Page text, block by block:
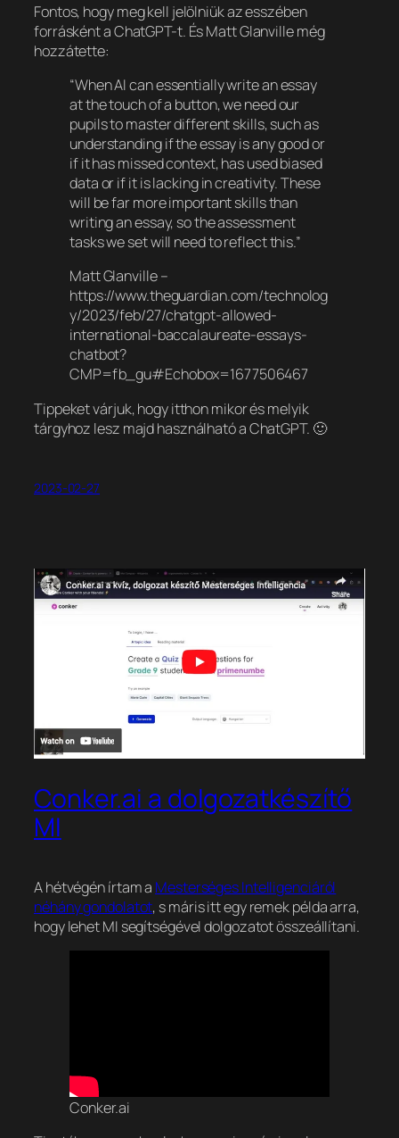
Fontos, hogy meg kell jelölniük az esszében
forrásként a ChatGPT-t. És Matt Glanville még
hozzátette:
“When AI can essentially write an essay
at the touch of a button, we need our
pupils to master different skills, such as
understanding if the essay is any good or
if it has missed context, has used biased
data or if it is lacking in creativity. These
will be far more important skills than
writing an essay, so the assessment
tasks we set will need to reflect this.”
Matt Glanville –
https://www.theguardian.com/technolog
y/2023/feb/27/chatgpt-allowed-
international-baccalaureate-essays-
chatbot?
CMP=fb_gu#Echobox=1677506467
Tippeket várjuk, hogy itthon mikor és melyik
tárgyhoz lesz majd használható a ChatGPT. 🙂
2023-02-27
Conker.ai a dolgozatkészítő
MI
A hétvégén írtam a Mesterséges Intelligenciáról
néhány gondolatot, s máris itt egy remek példa arra,
hogy lehet MI segítségével dolgozatot összeállítani.
Conker.ai